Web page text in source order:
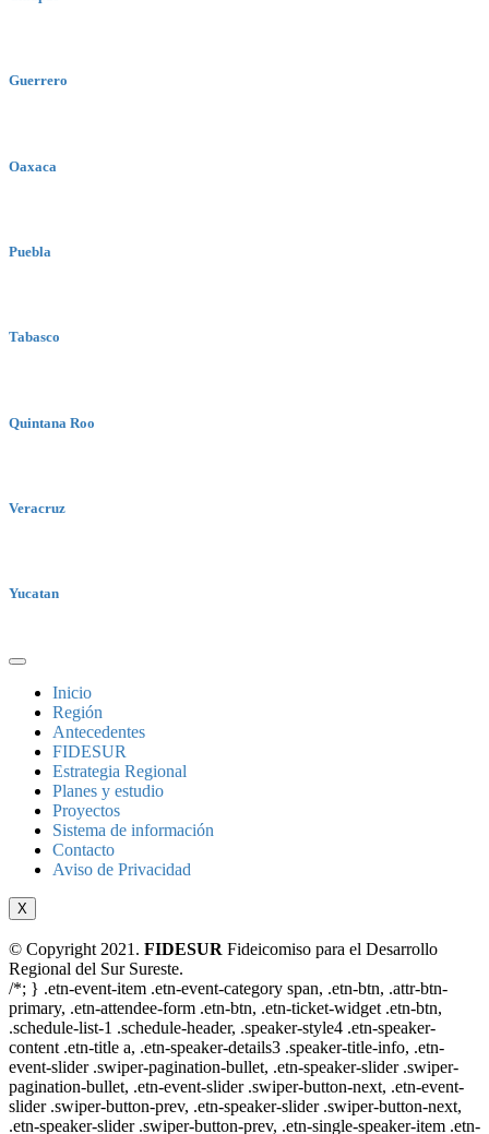
Guerrero
Oaxaca
Puebla
Tabasco
Quintana Roo
Veracruz
Yucatan
Inicio
Región
Antecedentes
FIDESUR
Estrategia Regional
Planes y estudio
Proyectos
Sistema de información
Contacto
Aviso de Privacidad
X
© Copyright 2021. FIDESUR Fideicomiso para el Desarrollo
Regional del Sur Sureste.
/*; } .etn-event-item .etn-event-category span, .etn-btn, .attr-btn-
primary, .etn-attendee-form .etn-btn, .etn-ticket-widget .etn-btn,
.schedule-list-1 .schedule-header, .speaker-style4 .etn-speaker-
content .etn-title a, .etn-speaker-details3 .speaker-title-info, .etn-
event-slider .swiper-pagination-bullet, .etn-speaker-slider .swiper-
pagination-bullet, .etn-event-slider .swiper-button-next, .etn-event-
slider .swiper-button-prev, .etn-speaker-slider .swiper-button-next,
.etn-speaker-slider .swiper-button-prev, .etn-single-speaker-item .etn-